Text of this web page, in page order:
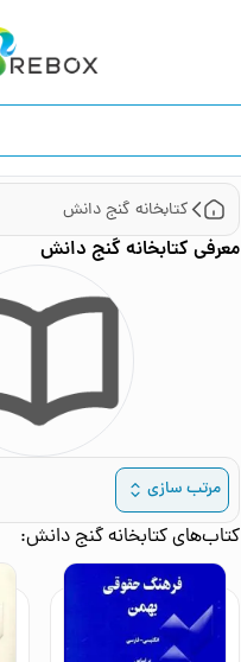
کتابخانه ‌گنج ‌دانش
معرفی کتابخانه ‌گنج ‌دانش
مرتب سازی
کتاب‌هایکتابخانه ‌گنج ‌دانش: